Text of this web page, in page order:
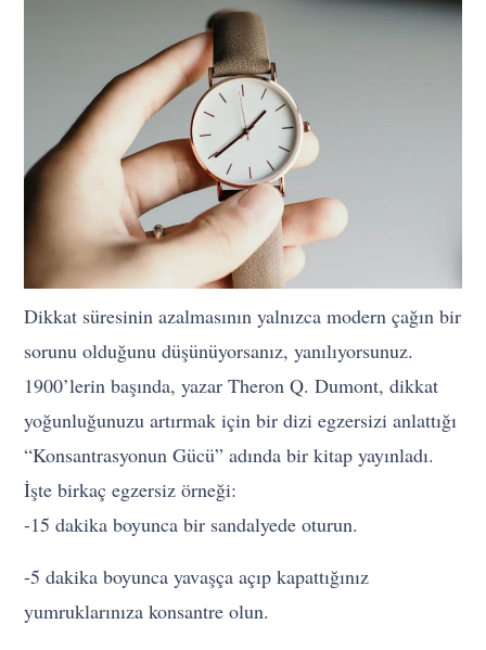
Dikkat süresinin azalmasının yalnızca modern çağın bir
sorunu olduğunu düşünüyorsanız, yanılıyorsunuz.
1900’lerin başında, yazar Theron Q. Dumont, dikkat
yoğunluğunuzu artırmak için bir dizi egzersizi anlattığı
“Konsantrasyonun Gücü” adında bir kitap yayınladı.
İşte birkaç egzersiz örneği:
-15 dakika boyunca bir sandalyede oturun.
-5 dakika boyunca yavaşça açıp kapattığınız
yumruklarınıza konsantre olun.